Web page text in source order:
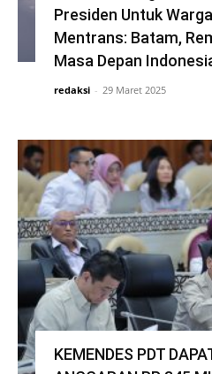
Presiden Untuk
Mentrans: Batam,
Masa Depan
redaksi - 29 Maret 2025
KEMENDES PDT